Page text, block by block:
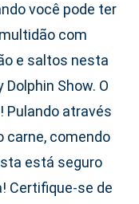
você pode ter
com
e saltos nesta
Show. O
Pulando através
carne, comendo
está seguro
Certifique-se de